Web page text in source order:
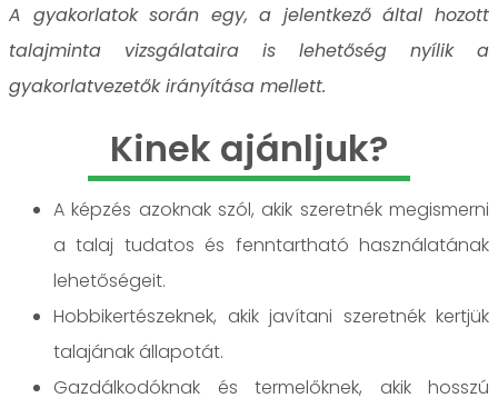
A gyakorlatok során egy, a jelentkező által hozott
talajminta vizsgálataira is lehetőség nyílik a
gyakorlatvezetők irányítása mellett.
Kinek ajánljuk?
A képzés azoknak szól, akik szeretnék megismerni
a talaj tudatos és fenntartható használatának
lehetőségeit.
Hobbikertészeknek, akik javítani szeretnék kertjük
talajának állapotát.
Gazdálkodóknak és termelőknek, akik hosszú